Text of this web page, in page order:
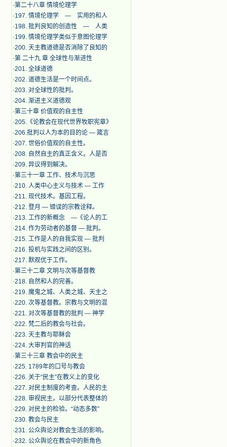
·第二十八章 情境伦理学
·197. 情境伦理学 — 实用的和人
·198. 批判良知的创造性 — 人类
·199. 情境伦理学类似于意图伦理学
·200. 天主教道德是否消除了良知的
·第 二十九 章 全球性与渐进性
·201. 全球道德
·202. 道德生活是一个时间点。
·203. 对全球性的批判。
·204. 渐进主义道德观
·第三十章 价值观的自主性
·205.《论教会在现代世界牧职宪章》
·206.批判以人为本的目的论 — 箴言
·207. 世俗价值观的自主性。
·208. 自然自主的真正含义。人是否
·209. 异议得到解决。
·第三十一章 工作、技术与沉思
·210. 人类中心主义与技术 — 工作
·211. 现代技术。基因工程。
·212. 登月 — 错误的宗教诠释。
·213. 工作的新概念 —《论人的工
·214. 作为劳动者的基督 — 批判。
·215. 工作是人的自我实现 — 批判
·216. 投机与实践之间的区别。
·217. 默观优于工作。
·第三十二章 文明与次等基督教
·218. 自然和人的完善。
·219. 魔鬼之城、人类之城、天主之
·220. 次等基督教。宗教与文明的混
·221. 对次等基督教的批判 — 神学
·222. 梵二后的教会与社会。
·223. 天主教与耶稣会
·224. 大审判官的神话
·第三十三章 教会中的民主
·225. 1789年的口号与教会
·226. 关于“民主”在教义上的变化
·227. 对民主制度的考查。人民的主
·228. 审视民主。以部分代表整体的
·229. 对民主的检验。“动态多数”
·230. 教会与民主
·231. 公众舆论对教会生活的影响。
·232. 公众舆论在教会中的新角色